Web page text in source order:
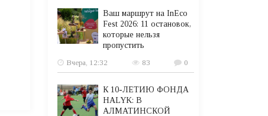
Ваш маршрут на InEco
Fest 2026: 11 остановок,
которые нельзя
пропустить
Вчера, 12:32
83 0
К 10-ЛЕТИЮ ФОНДА
HALYK: В
АЛМАТИНСКОЙ